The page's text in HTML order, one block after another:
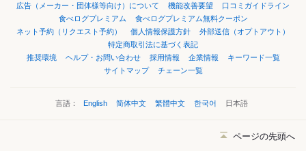
広告（メーカー・団体様等向け）について
機能改善要望
口コミガイドライン
食べログプレミアム
食べログプレミアム無料クーポン
ネット予約（リクエスト予約）
個人情報保護方針
外部送信（オプトアウト）
特定商取引法に基づく表記
推奨環境
ヘルプ・お問い合わせ 採用情報 企業情報
キーワード一覧
サイトマップ
チェーン一覧
言語： English 简体中文 繁體中文 한국어 日本語
ページの先頭へ